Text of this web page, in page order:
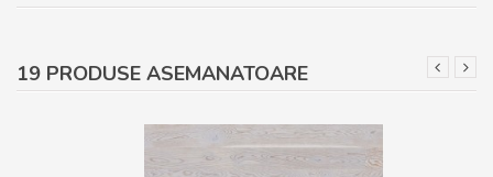
19 PRODUSE ASEMANATOARE